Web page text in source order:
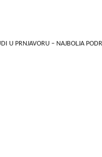
U PRNJAVORU – NAJBOLJA